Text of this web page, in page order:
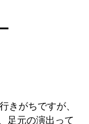
きがちですが、
足元の演出って